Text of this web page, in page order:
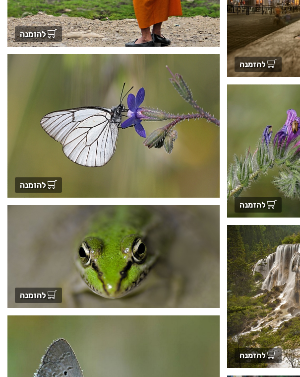
להזמנה
להזמנה
להזמנה
להזמנה
להזמנה
להזמנה